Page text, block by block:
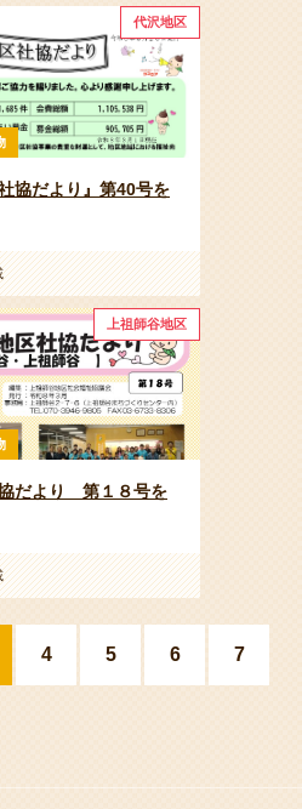
代沢地区
協だより』第40号を
上祖師谷地区
協だより 第１８号を
4 5 6 7